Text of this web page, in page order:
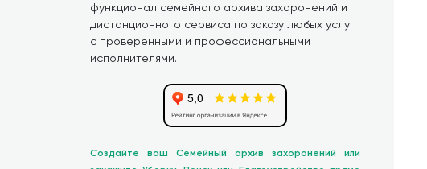
функционал семейного архива захоронений и
дистанционного сервиса по заказу любых услуг
с проверенными и профессиональными
исполнителями.
Создайте ваш Семейный архив захоронений или